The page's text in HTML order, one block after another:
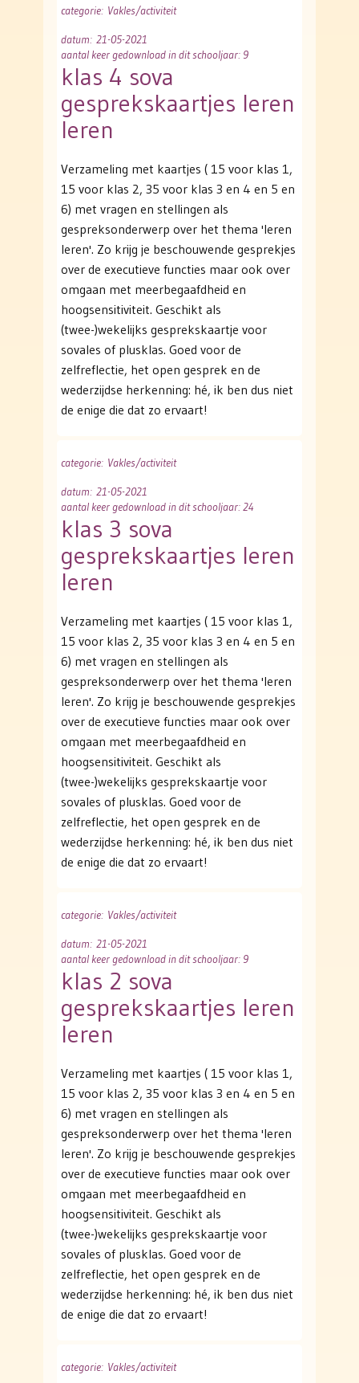
categorie: Vakles/activiteit
datum: 21-05-2021
aantal keer gedownload in dit schooljaar: 9
klas 4 sova
gesprekskaartjes leren
leren
Verzameling met kaartjes ( 15 voor klas 1,
15 voor klas 2, 35 voor klas 3 en 4 en 5 en
6) met vragen en stellingen als
gespreksonderwerp over het thema 'leren
leren'. Zo krijg je beschouwende gesprekjes
over de executieve functies maar ook over
omgaan met meerbegaafdheid en
hoogsensitiviteit. Geschikt als
(twee-)wekelijks gesprekskaartje voor
sovales of plusklas. Goed voor de
zelfreflectie, het open gesprek en de
wederzijdse herkenning: hé, ik ben dus niet
de enige die dat zo ervaart!
categorie: Vakles/activiteit
datum: 21-05-2021
aantal keer gedownload in dit schooljaar: 24
klas 3 sova
gesprekskaartjes leren
leren
Verzameling met kaartjes ( 15 voor klas 1,
15 voor klas 2, 35 voor klas 3 en 4 en 5 en
6) met vragen en stellingen als
gespreksonderwerp over het thema 'leren
leren'. Zo krijg je beschouwende gesprekjes
over de executieve functies maar ook over
omgaan met meerbegaafdheid en
hoogsensitiviteit. Geschikt als
(twee-)wekelijks gesprekskaartje voor
sovales of plusklas. Goed voor de
zelfreflectie, het open gesprek en de
wederzijdse herkenning: hé, ik ben dus niet
de enige die dat zo ervaart!
categorie: Vakles/activiteit
datum: 21-05-2021
aantal keer gedownload in dit schooljaar: 9
klas 2 sova
gesprekskaartjes leren
leren
Verzameling met kaartjes ( 15 voor klas 1,
15 voor klas 2, 35 voor klas 3 en 4 en 5 en
6) met vragen en stellingen als
gespreksonderwerp over het thema 'leren
leren'. Zo krijg je beschouwende gesprekjes
over de executieve functies maar ook over
omgaan met meerbegaafdheid en
hoogsensitiviteit. Geschikt als
(twee-)wekelijks gesprekskaartje voor
sovales of plusklas. Goed voor de
zelfreflectie, het open gesprek en de
wederzijdse herkenning: hé, ik ben dus niet
de enige die dat zo ervaart!
categorie: Vakles/activiteit